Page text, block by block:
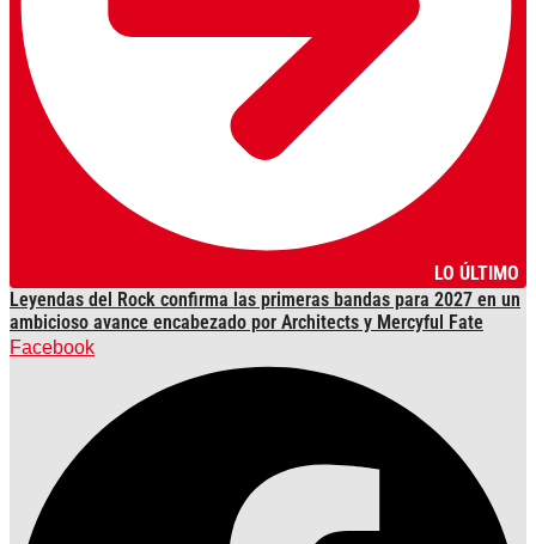
LO ÚLTIMO
Leyendas del Rock confirma las primeras bandas para 2027 en un
ambicioso avance encabezado por Architects y Mercyful Fate
Facebook